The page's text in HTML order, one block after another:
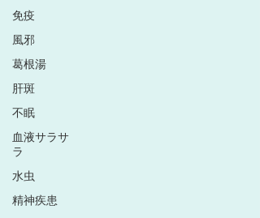
免疫
風邪
葛根湯
肝斑
不眠
血液サラサ
ラ
水虫
精神疾患